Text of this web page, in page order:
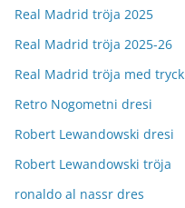
Real Madrid tröja 2025
Real Madrid tröja 2025-26
Real Madrid tröja med tryck
Retro Nogometni dresi
Robert Lewandowski dresi
Robert Lewandowski tröja
ronaldo al nassr dres